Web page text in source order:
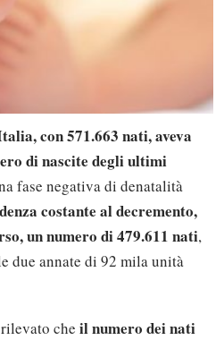
con 571.663 nati, aveva
di nascite degli ultimi
fase negativa di denatalità
costante al decremento,
un numero di 479.611 nati,
due annate di 92 mila unità
che il numero dei nati